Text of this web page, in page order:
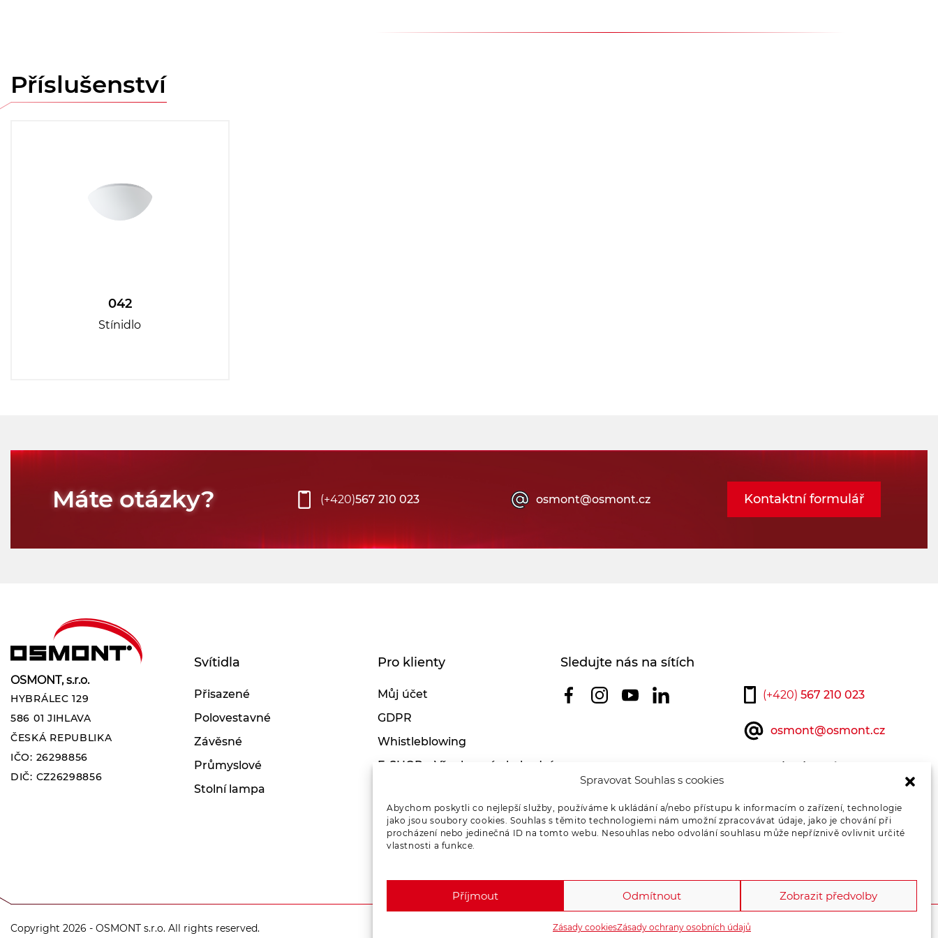
Spravovat Souhlas s cookies
Abychom poskytli co nejlepší služby, používáme k ukládání a/nebo přístupu k informacím o zařízení, technologie
jako jsou soubory cookies. Souhlas s těmito technologiemi nám umožní zpracovávat údaje, jako je chování při
procházení nebo jedinečná ID na tomto webu. Nesouhlas nebo odvolání souhlasu může nepříznivě ovlivnit určité
vlastnosti a funkce.
Příjmout Odmítnout Zobrazit předvolby
Zásady cookiesZásady ochrany osobních údajů
Příslušenství
042
Stínidlo
Máte otázky? (+420)567 210 023 osmont@osmont.cz Kontaktní formulář
OSMONT, s.r.o.
HYBRÁLEC 129
586 01 JIHLAVA
ČESKÁ REPUBLIKA
IČO: 26298856
DIČ: CZ26298856
Svítidla
Přisazené
Polovestavné
Závěsné
Průmyslové
Stolní lampa
Pro klienty
Můj účet
GDPR
Whistleblowing
E-SHOP – Všeobecné obchodní
Reklamační řád OSMONT
Kde koupit
Odstoupení od smlouvy
Sledujte nás na sítích
(+420) 567 210 023
osmont@osmont.cz
Kontaktujte nás
Copyright 2026 - OSMONT s.r.o. All rights reserved.